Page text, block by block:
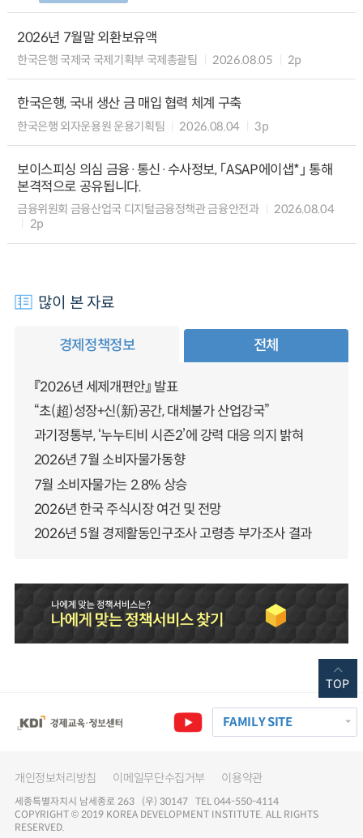
2026년 7월말 외환보유액
한국은행 국제국 국제기획부 국제총괄팀 2026.08.05 2p
한국은행, 국내 생산 금 매입 협력 체계 구축
한국은행 외자운용원 운용기획팀 2026.08.04 3p
보이스피싱 의심 금융·통신·수사정보, 「ASAP에이샙*」 통해
본격적으로 공유됩니다.
금융위원회 금융산업국 디지털금융정책관 금융안전과
2026.08.04
2p
많이 본 자료
경제정책정보 전체
『2026년 세제개편안』 발표
“초(超)성장+신(新)공간, 대체불가 산업강국”
과기정통부, ‘누누티비 시즌2’에 강력 대응 의지 밝혀
2026년 7월 소비자물가동향
7월 소비자물가는 2.8% 상승
2026년 한국 주식시장 여건 및 전망
2026년 5월 경제활동인구조사 고령층 부가조사 결과
FAMILY SITE
개인정보처리방침 이메일무단수집거부 이용약관
세종특별자치시 남세종로 263 (우) 30147 TEL 044-550-4114
COPYRIGHT © 2019 KOREA DEVELOPMENT INSTITUTE. ALL RIGHTS
RESERVED.
TOP